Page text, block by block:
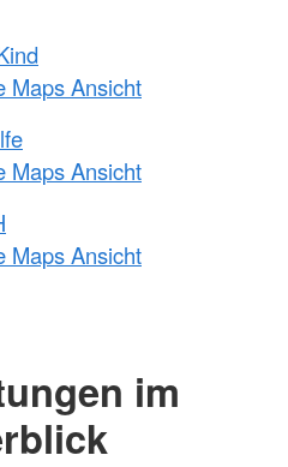
Maps Ansicht
Maps Ansicht
Maps Ansicht
im